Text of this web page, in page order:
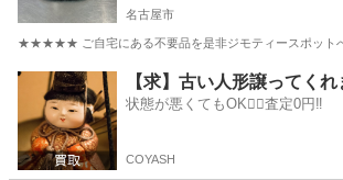
名古屋市
★★★★★ ご自宅にある不要品を是非ジモティースポットへ
愛知 名古屋市 食器 工芸
【求】古い人形譲ってくれ
状態が悪くてもOK🙆‍♀️査定0円‼️
COYASH